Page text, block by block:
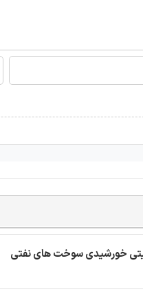
خورشیدی سوخت های نفتی